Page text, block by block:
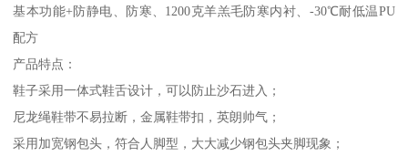
基本功能+防静电、防寒、1200克羊羔毛防寒内衬、-30℃耐低温PU
配方
产品特点：
鞋子采用一体式鞋舌设计，可以防止沙石进入；
尼龙绳鞋带不易拉断，金属鞋带扣，英朗帅气；
采用加宽钢包头，符合人脚型，大大减少钢包头夹脚现象；